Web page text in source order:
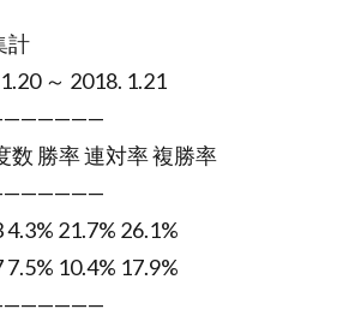
計
～ 2018. 1.21
数 勝率 連対率 複勝率
21.7% 26.1%
10.4% 17.9%